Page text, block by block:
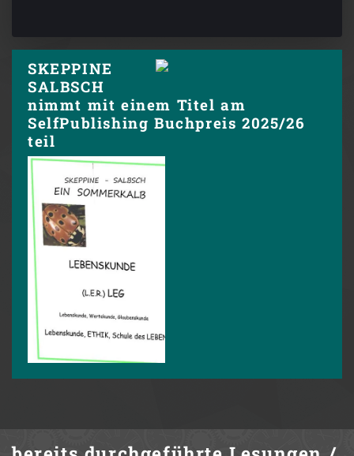
SKEPPINE
SALBSCH
nimmt mit einem Titel am
SelfPublishing Buchpreis 2025/26
teil